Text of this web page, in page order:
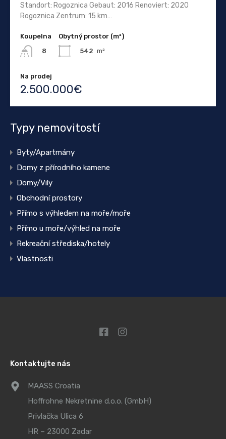
Standort: Rogoznica Gebaut: 2016 Renoviert: 2020
Rogoznica Zentrum: 15 km…
Koupelna
8
Obytný prostor (m²)
542 m²
Na prodej
2.500.000€
Typy nemovitostí
Byty/Apartmány
Domy z přírodního kamene
Domy/Vily
Obchodní prostory
Přímo s výhledem na moře/moře
Přímo u moře/výhled na moře
Rekreační střediska/hotely
Vlastnosti
Kontaktujte nás
MAASS Croatia
Hoffrohne Nekretnine d.o.o. (GmbH)
Privlačka Ulica 6
HR – 23000 Zadar